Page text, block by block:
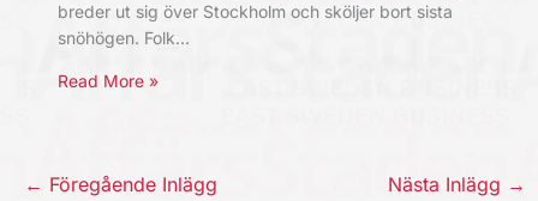
breder ut sig över Stockholm och sköljer bort sista
snöhögen. Folk…
Read More »
← Föregående Inlägg Nästa Inlägg →